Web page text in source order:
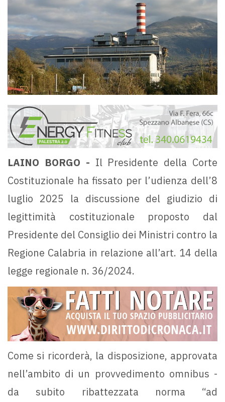
LAINO BORGO - Il Presidente della Corte
Costituzionale ha fissato per l’udienza dell’8
luglio 2025 la discussione del giudizio di
legittimità costituzionale proposto dal
Presidente del Consiglio dei Ministri contro la
Regione Calabria in relazione all’art. 14 della
legge regionale n. 36/2024.
Come si ricorderà, la disposizione, approvata
nell’ambito di un provvedimento omnibus -
da subito ribattezzata norma “ad